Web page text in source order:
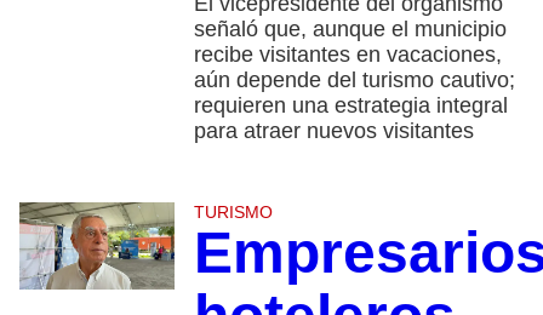
señaló que, aunque el municipio
recibe visitantes en vacaciones,
aún depende del turismo cautivo;
requieren una estrategia integral
para atraer nuevos visitantes
TURISMO